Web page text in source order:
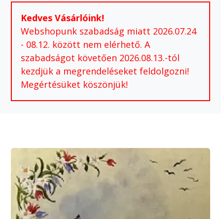
Kedves Vásárlóink!
Webshopunk szabadság miatt 2026.07.24
- 08.12. között nem elérhető. A
szabadságot követően 2026.08.13.-tól
kezdjük a megrendeléseket feldolgozni!
Megértésüket köszönjük!